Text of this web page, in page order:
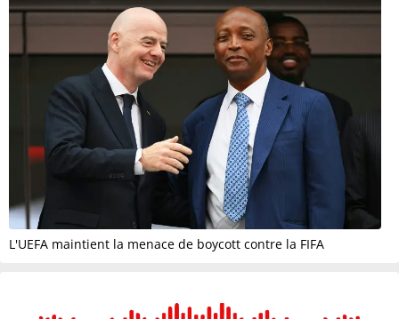
L'UEFA maintient la menace de boycott contre la FIFA